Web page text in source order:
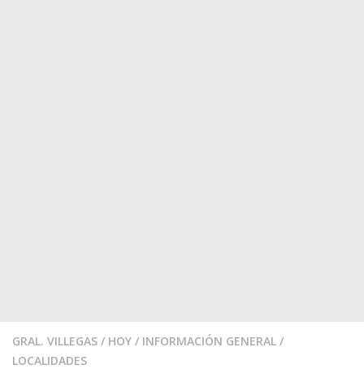
GRAL. VILLEGAS / HOY / INFORMACIÓN GENERAL /
LOCALIDADES